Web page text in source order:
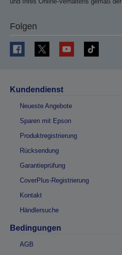
Folgen
Kundendienst
Neueste Angebote
Sparen mit Epson
Produktregistrierung
Rücksendung
Garantieprüfung
CoverPlus-Registrierung
Kontakt
Händlersuche
Bedingungen
AGB